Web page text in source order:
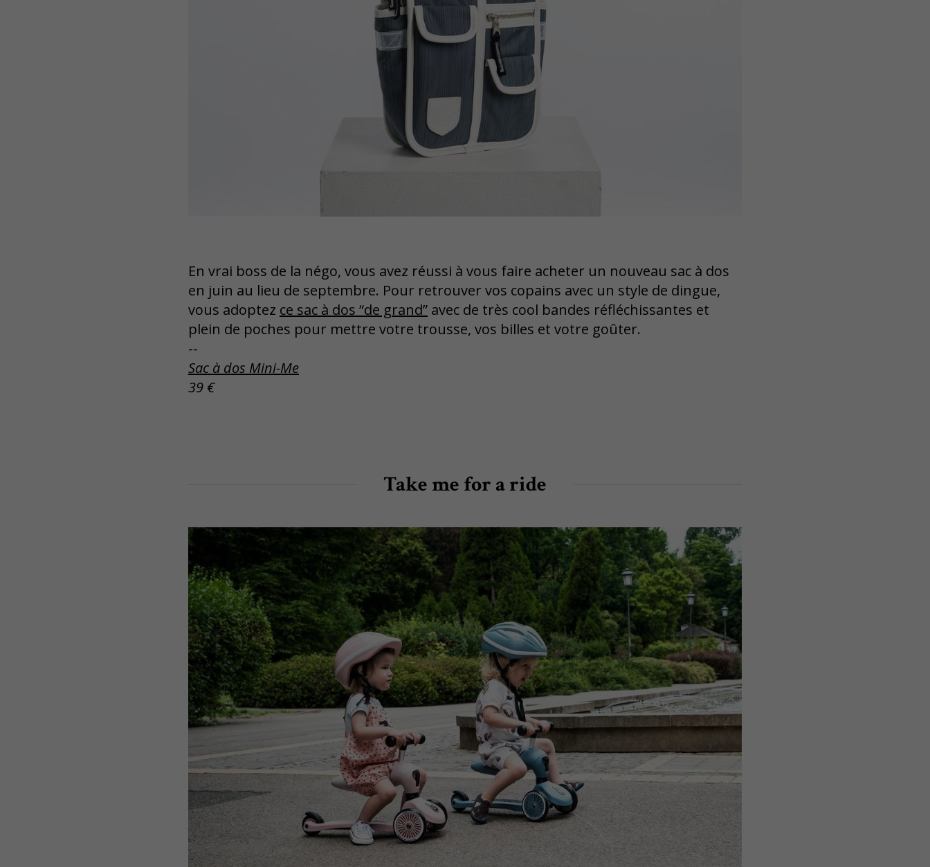
En vrai boss de la négo, vous avez réussi à vous faire acheter un nouveau sac à dos
en juin au lieu de septembre. Pour retrouver vos copains avec un style de dingue,
vous adoptez ce sac à dos “de grand” avec de très cool bandes réfléchissantes et
plein de poches pour mettre votre trousse, vos billes et votre goûter.
--
Sac à dos Mini-Me
39 €
Take me for a ride